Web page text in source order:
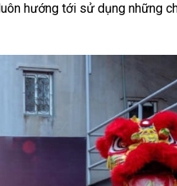
luôn hướng tới sử dụng những